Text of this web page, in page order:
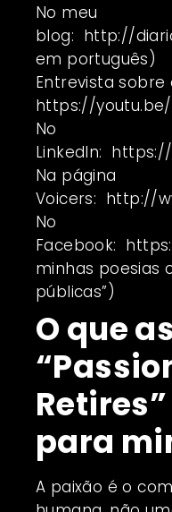
No meu
blog: http://
em português)
Entrevista sobre
https://youtu.be/
No
LinkedIn:
Na página
Voicers: http://
No
Facebook:
minhas poesias
públicas”)
O que
para
A paixão é o